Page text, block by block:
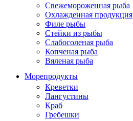
Свежемороженная рыба
Охлажденная продукция
Филе рыбы
Стейки из рыбы
Слабосоленая рыба
Копченая рыба
Вяленая рыба
Морепродукты
Креветки
Лангустины
Краб
Гребешки